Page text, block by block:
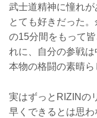
武士道精神に憧れ
とても好きだった
の15分間をもって
れに、自分の参戦
本物の格闘の素晴ら
実はずっとRIZINの
早くできるとは思